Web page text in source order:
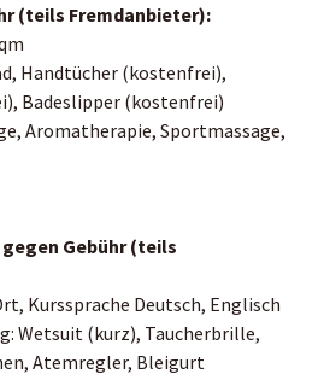
(teils Fremdanbieter):
Handtücher (kostenfrei),
Badeslipper (kostenfrei)
Aromatherapie, Sportmassage,
Gebühr (teils
Kurssprache Deutsch, Englisch
Wetsuit (kurz), Taucherbrille,
Atemregler, Bleigurt